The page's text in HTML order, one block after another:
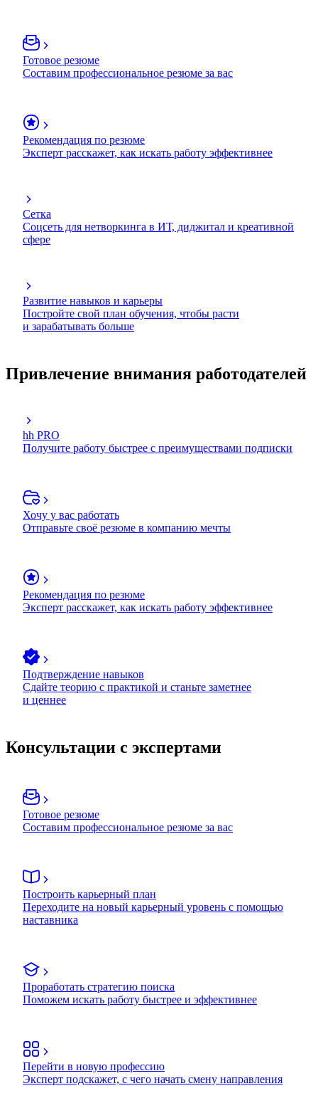
Готовое резюме
Составим профессиональное резюме за вас
Рекомендация по резюме
Эксперт расскажет, как искать работу эффективнее
Сетка
Соцсеть для нетворкинга в ИТ, диджитал и креативной
сфере
Развитие навыков и карьеры
Постройте свой план обучения, чтобы расти
и зарабатывать больше
Привлечение внимания работодателей
hh PRO
Получите работу быстрее с преимуществами подписки
Хочу у вас работать
Отправьте своё резюме в компанию мечты
Рекомендация по резюме
Эксперт расскажет, как искать работу эффективнее
Подтверждение навыков
Сдайте теорию с практикой и станьте заметнее
и ценнее
Консультации с экспертами
Готовое резюме
Составим профессиональное резюме за вас
Построить карьерный план
Переходите на новый карьерный уровень с помощью
наставника
Проработать стратегию поиска
Поможем искать работу быстрее и эффективнее
Перейти в новую профессию
Эксперт подскажет, с чего начать смену направления